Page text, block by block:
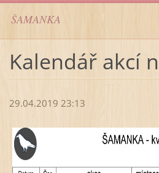
ŠAMANKA
Kalendář akcí
29.04.2019 23:13